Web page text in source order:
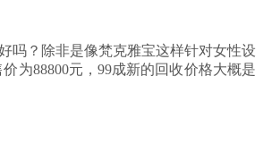
吗？除非是像梵克雅宝这样针对女性设
为88800元，99成新的回收价格大概是